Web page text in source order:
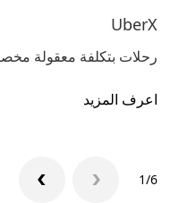
UberX
رحلات بتكلفة معقولة
اعرف المزيد
1/6